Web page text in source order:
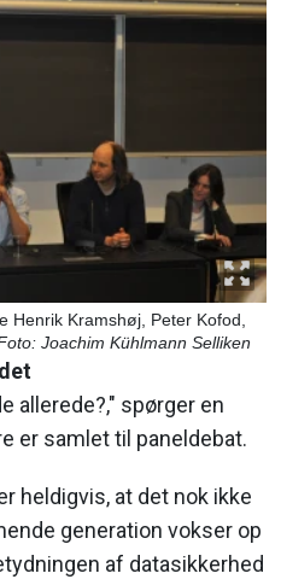
Kramshøj, Peter Kofod,
Joachim Kühlmann Selliken
allerede?," spørger en
er samlet til paneldebat.
heldigvis, at det nok ikke
generation vokser op
af datasikkerhed